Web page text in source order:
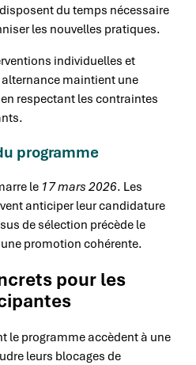
du temps nécessaire
les nouvelles pratiques.
individuelles et
maintient une
respectant les contraintes
programme
le 17 mars 2026. Les
anticiper leur candidature
de sélection précède le
promotion cohérente.
pour les
le programme accèdent à une
leurs blocages de